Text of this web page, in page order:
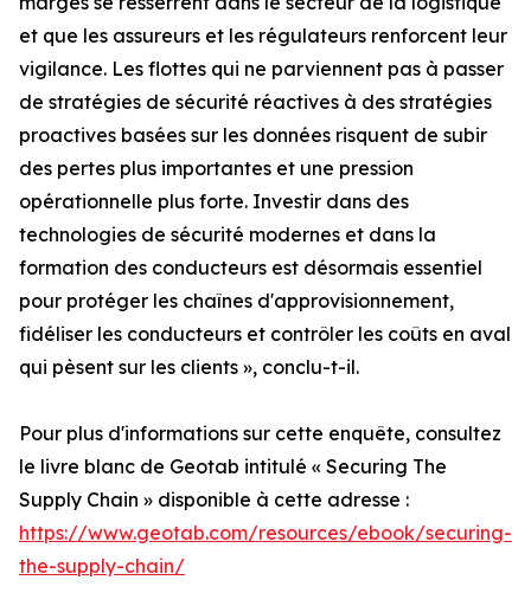
et que les assureurs et les régulateurs renforcent leur
vigilance. Les flottes qui ne parviennent pas à passer
de stratégies de sécurité réactives à des stratégies
proactives basées sur les données risquent de subir
des pertes plus importantes et une pression
opérationnelle plus forte. Investir dans des
technologies de sécurité modernes et dans la
formation des conducteurs est désormais essentiel
pour protéger les chaînes d'approvisionnement,
fidéliser les conducteurs et contrôler les coûts en aval
qui pèsent sur les clients », conclu-t-il.
Pour plus d'informations sur cette enquête, consultez
le livre blanc de Geotab intitulé « Securing The
Supply Chain » disponible à cette adresse :
https://www.geotab.com/resources/ebook/securing-
the-supply-chain/